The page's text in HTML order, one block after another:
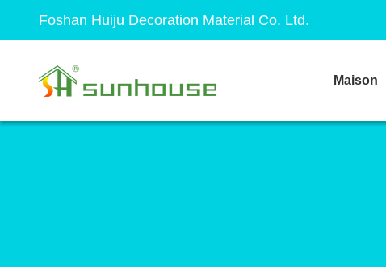
Foshan Huiju Decoration Material Co. Ltd.
Maison